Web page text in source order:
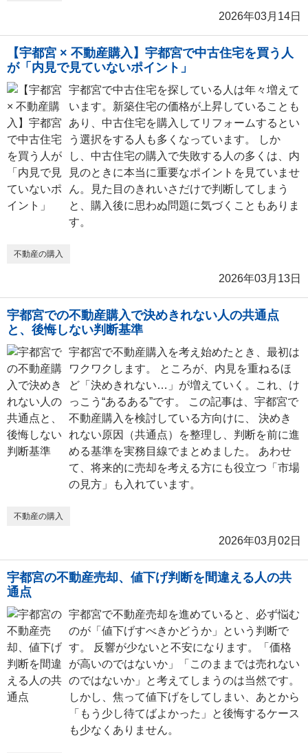
2026年03月14日
【宇都宮 × 不動産購入】宇都宮で中古住宅を買う人
が「内見で見ていないポイント」
宇都宮で中古住宅を探している人は年々増えて
います。新築住宅の価格が上昇していることも
あり、中古住宅を購入してリフォームするとい
う選択をする人も多くなっています。 しか
し、中古住宅の購入で失敗する人の多くは、内
見のときに本当に重要なポイントを見ていませ
ん。見た目のきれいさだけで判断してしまう
と、購入後に思わぬ問題に気づくこともありま
す。
不動産の購入
2026年03月13日
宇都宮での不動産購入で決めきれない人の共通点
と、後悔しない判断基準
宇都宮で不動産購入を考え始めたとき、最初は
ワクワクします。 ところが、内見を重ねるほ
ど「決めきれない…」が増えていく。これ、け
っこう“あるある”です。 この記事は、宇都宮で
不動産購入を検討している方向けに、 決めき
れない原因（共通点）を整理し、判断を前に進
める基準を実務目線でまとめました。 あわせ
て、将来的に売却を考える方にも役立つ「市場
の見方」も入れています。
不動産の購入
2026年03月02日
宇都宮の不動産売却、値下げ判断を間違える人の共
通点
宇都宮で不動産売却を進めていると、必ず悩む
のが「値下げすべきかどうか」という判断で
す。 反響が少ないと不安になります。「価格
が高いのではないか」「このままでは売れない
のではないか」と考えてしまうのは当然です。
しかし、焦って値下げをしてしまい、あとから
「もう少し待てばよかった」と後悔するケース
も少なくありません。